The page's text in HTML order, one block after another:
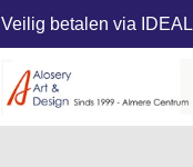
Veilig betalen via IDEAL